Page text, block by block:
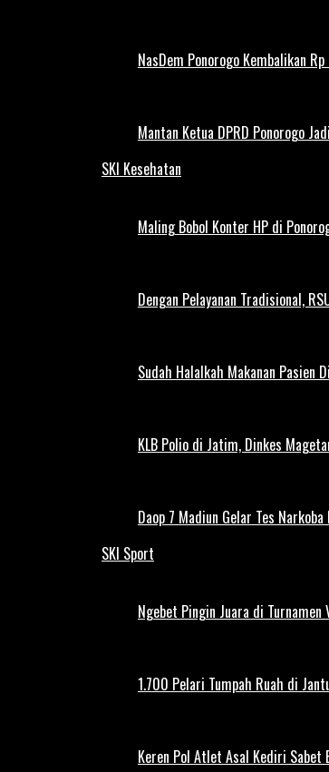
NasDem Ponorogo Kembalikan
Mantan Ketua DPRD Ponorogo
SKI Kesehatan
Maling Bobol Konter HP di
Dengan Pelayanan Tradisional,
Sudah Halalkah Makanan Pasien
KLB Polio di Jatim, Dinkes
Daop 7 Madiun Gelar Tes
SKI Sport
Ngebet Pingin Juara di Turnamen
1.700 Pelari Tumpah Ruah di
Keren Pol Atlet Asal Kediri